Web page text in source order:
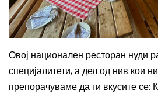
Овој национален ресторан нуди
специјалитети, а дел од нив кои
препорачуваме да ги вкусите се: